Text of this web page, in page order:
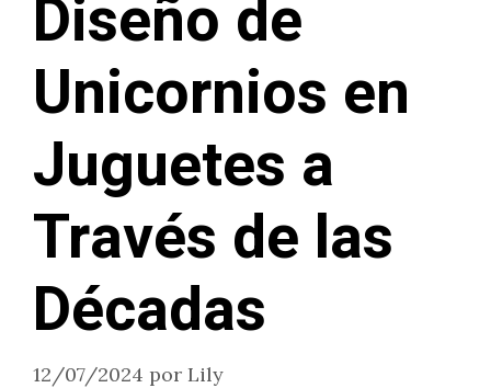
Diseño de
Unicornios en
Juguetes a
Través de las
Décadas
12/07/2024 por Lily